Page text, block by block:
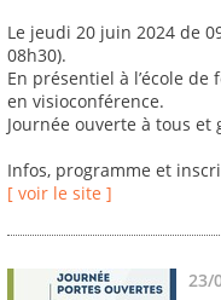
Le jeudi 20 juin 2024 de
08h30).
En présentiel à l’école
en visioconférence.
Journée ouverte à tous
Infos, programme et
[ voir le site ]
23/